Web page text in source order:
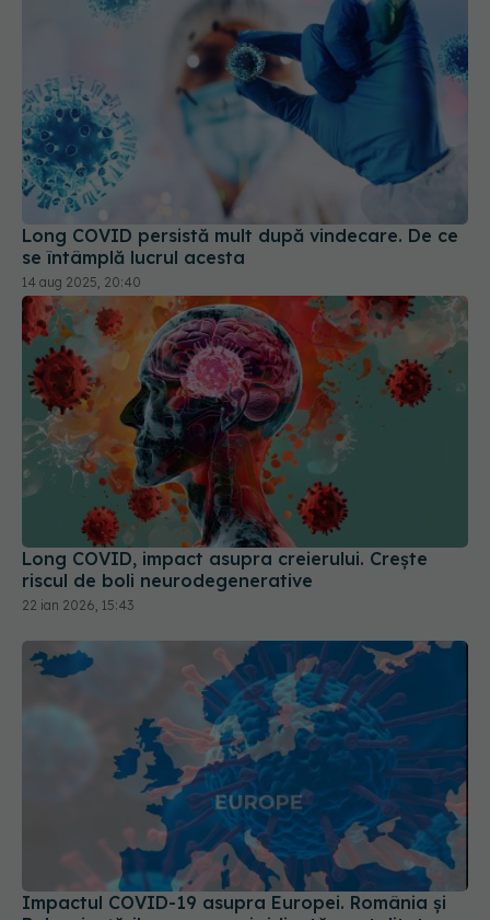
Long COVID persistă mult după vindecare. De ce
se întâmplă lucrul acesta
14 aug 2025, 20:40
Long COVID, impact asupra creierului. Crește
riscul de boli neurodegenerative
22 ian 2026, 15:43
Impactul COVID-19 asupra Europei. România și
Bulgaria, țările cu cea mai ridicată mortalitate
03 sep 2024, 15:42